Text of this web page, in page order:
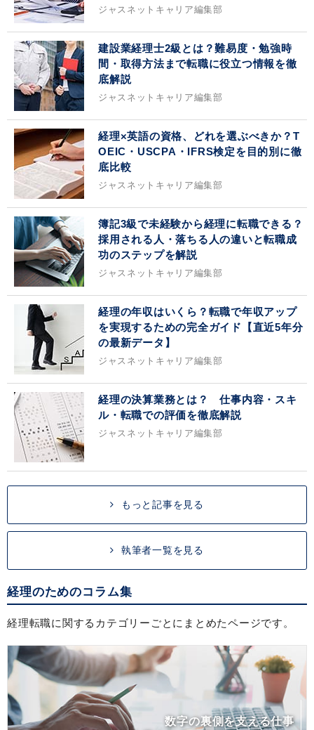
ジャスネットキャリア編集部
建設業経理士2級とは？難易度・勉強時
間・取得方法まで転職に役立つ情報を徹
底解説
ジャスネットキャリア編集部
経理×英語の資格、どれを選ぶべきか？T
OEIC・USCPA・IFRS検定を目的別に徹
底比較
ジャスネットキャリア編集部
簿記3級で未経験から経理に転職できる？
採用される人・落ちる人の違いと転職成
功のステップを解説
ジャスネットキャリア編集部
経理の年収はいくら？転職で年収アップ
を実現するための完全ガイド【直近5年分
の最新データ】
ジャスネットキャリア編集部
経理の決算業務とは？ 仕事内容・スキ
ル・転職での評価を徹底解説
ジャスネットキャリア編集部
もっと記事を見る
執筆者一覧を見る
経理のためのコラム集
経理転職に関するカテゴリーごとにまとめたページです。
数字の裏側を支える仕事